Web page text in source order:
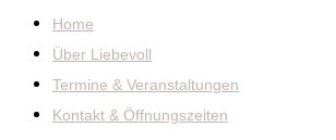
Home
Über Liebevoll
Termine & Veranstaltungen
Kontakt & Öffnungszeiten